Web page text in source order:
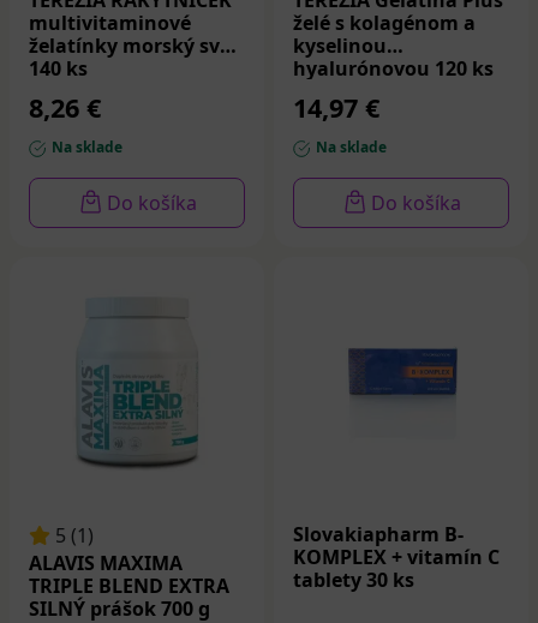
multivitaminové
želatínky morský svet
140 ks
8,26 €
Na sklade
Do košíka
želé s kolagénom a
kyselinou
hyalurónovou 120 ks
14,97 €
Na sklade
Do košíka
5 (1)
ALAVIS MAXIMA
TRIPLE BLEND EXTRA
SILNÝ prášok 700 g
Slovakiapharm B-
KOMPLEX + vitamín C
tablety 30 ks